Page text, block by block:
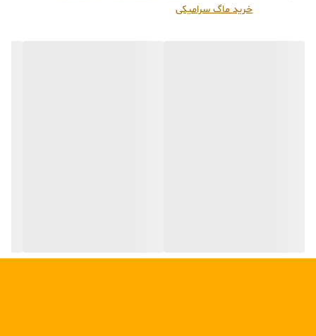
خرید ماگ سرامیکی